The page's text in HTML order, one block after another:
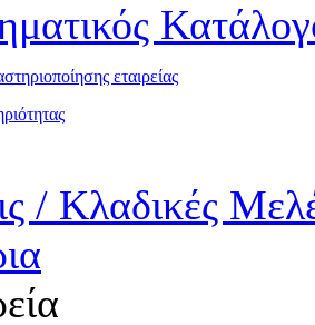
εταιρείας
/ Κλαδικές